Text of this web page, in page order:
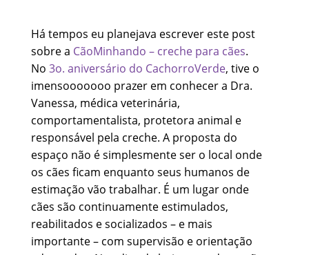
Há tempos eu planejava escrever este post
sobre a CãoMinhando – creche para cães.
No 3o. aniversário do CachorroVerde, tive o
imensooooooo prazer em conhecer a Dra.
Vanessa, médica veterinária,
comportamentalista, protetora animal e
responsável pela creche. A proposta do
espaço não é simplesmente ser o local onde
os cães ficam enquanto seus humanos de
estimação vão trabalhar. É um lugar onde
cães são continuamente estimulados,
reabilitados e socializados – e mais
importante – com supervisão e orientação